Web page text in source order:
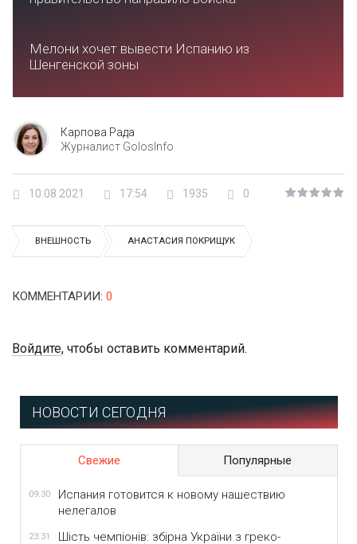
Мелони хочет вывести Испанию из
Шенгенской зоны
Карпова Рада
Журналист GolosInfo
10.08.2021 17:54 1935 0
ВНЕШНОСТЬ АНАСТАСИЯ ПОКРИЩУК
КОММЕНТАРИИ: 0
Войдите, чтобы оставить комментарий.
НОВОСТИ СЕГОДНЯ
Свежие Популярные
09:30
Испания готовится к новому нашествию
нелегалов
23:31
Шість чемпіонів: збірна України з греко-